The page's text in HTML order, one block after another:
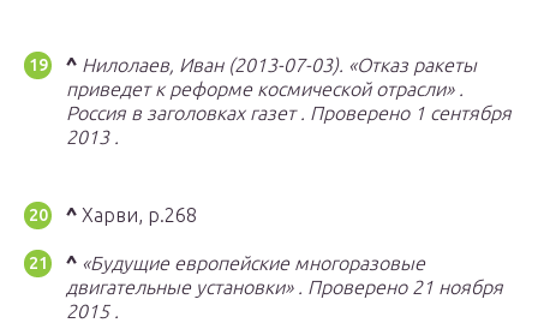
^ Нилолаев, Иван (2013-07-03). «Отказ ракеты
приведет к реформе космической отрасли».
Россия в заголовках газет. Проверено 1 сентября
2013.
^ Харви, p.268
^ «Будущие европейские многоразовые
двигательные установки» . Проверено 21 ноября
2015.